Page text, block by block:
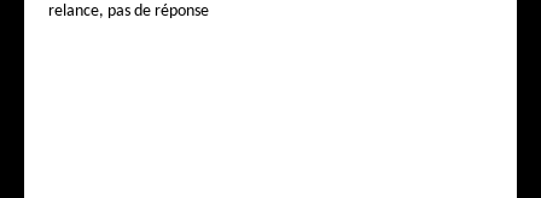
relance, pas de réponse